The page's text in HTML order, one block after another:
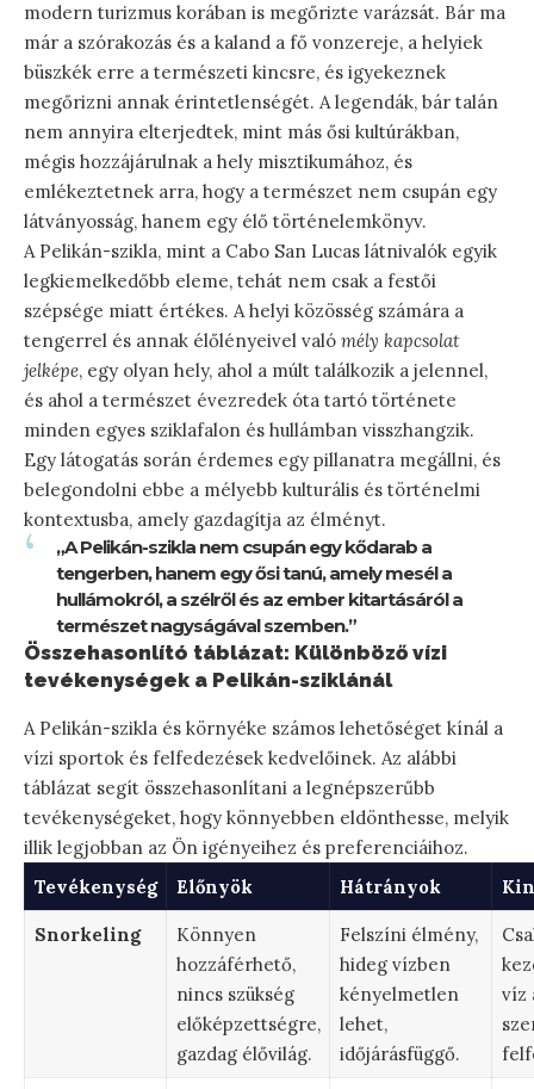
modern turizmus korában is megőrizte varázsát. Bár ma
már a szórakozás és a kaland a fő vonzereje, a helyiek
büszkék erre a természeti kincsre, és igyekeznek
megőrizni annak érintetlenségét. A legendák, bár talán
nem annyira elterjedtek, mint más ősi kultúrákban,
mégis hozzájárulnak a hely misztikumához, és
emlékeztetnek arra, hogy a természet nem csupán egy
látványosság, hanem egy élő történelemkönyv.
A Pelikán-szikla, mint a Cabo San Lucas látnivalók egyik
legkiemelkedőbb eleme, tehát nem csak a festői
szépsége miatt értékes. A helyi közösség számára a
tengerrel és annak élőlényeivel való mély kapcsolat
jelképe, egy olyan hely, ahol a múlt találkozik a jelennel,
és ahol a természet évezredek óta tartó története
minden egyes sziklafalon és hullámban visszhangzik.
Egy látogatás során érdemes egy pillanatra megállni, és
belegondolni ebbe a mélyebb kulturális és történelmi
kontextusba, amely gazdagítja az élményt.
„A Pelikán-szikla nem csupán egy kődarab a
tengerben, hanem egy ősi tanú, amely mesél a
hullámokról, a szélről és az ember kitartásáról a
természet nagyságával szemben.”
Összehasonlító táblázat: Különböző vízi
tevékenységek a Pelikán-sziklánál
A Pelikán-szikla és környéke számos lehetőséget kínál a
vízi sportok és felfedezések kedvelőinek. Az alábbi
táblázat segít összehasonlítani a legnépszerűbb
tevékenységeket, hogy könnyebben eldönthesse, melyik
illik legjobban az Ön igényeihez és preferenciáihoz.
Tevékenység
Előnyök Hátrányok
Snorkeling
Könnyen
hozzáférhető,
nincs szükség
előképzettségre,
gazdag élővilág.
Felszíni élmény,
hideg vízben
kényelmetlen
lehet,
időjárásfüggő.
víz